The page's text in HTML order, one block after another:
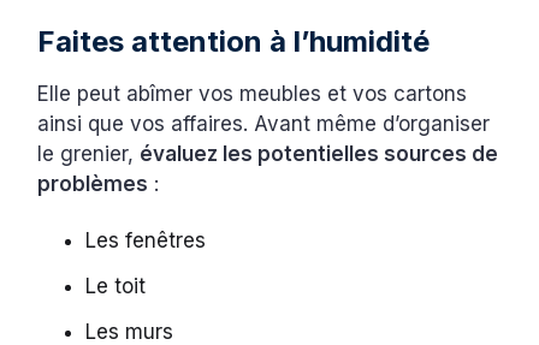
Faites attention à l’humidité
Elle peut abîmer vos meubles et vos cartons
ainsi que vos affaires. Avant même d’organiser
le grenier, évaluez les potentielles sources de
problèmes :
Les fenêtres
Le toit
Les murs